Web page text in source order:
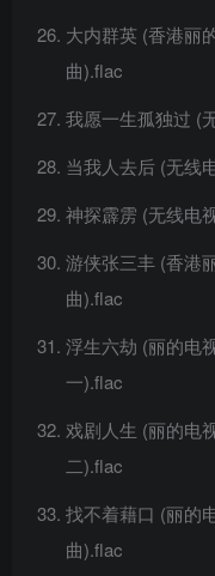
大内群英 (香港丽
曲).flac
我愿一生孤独过 (
当我人去后 (无线
神探霹雳 (无线电
游侠张三丰 (香港
曲).flac
浮生六劫 (丽的电
一).flac
戏剧人生 (丽的电
二).flac
找不着藉口 (丽的
曲).flac